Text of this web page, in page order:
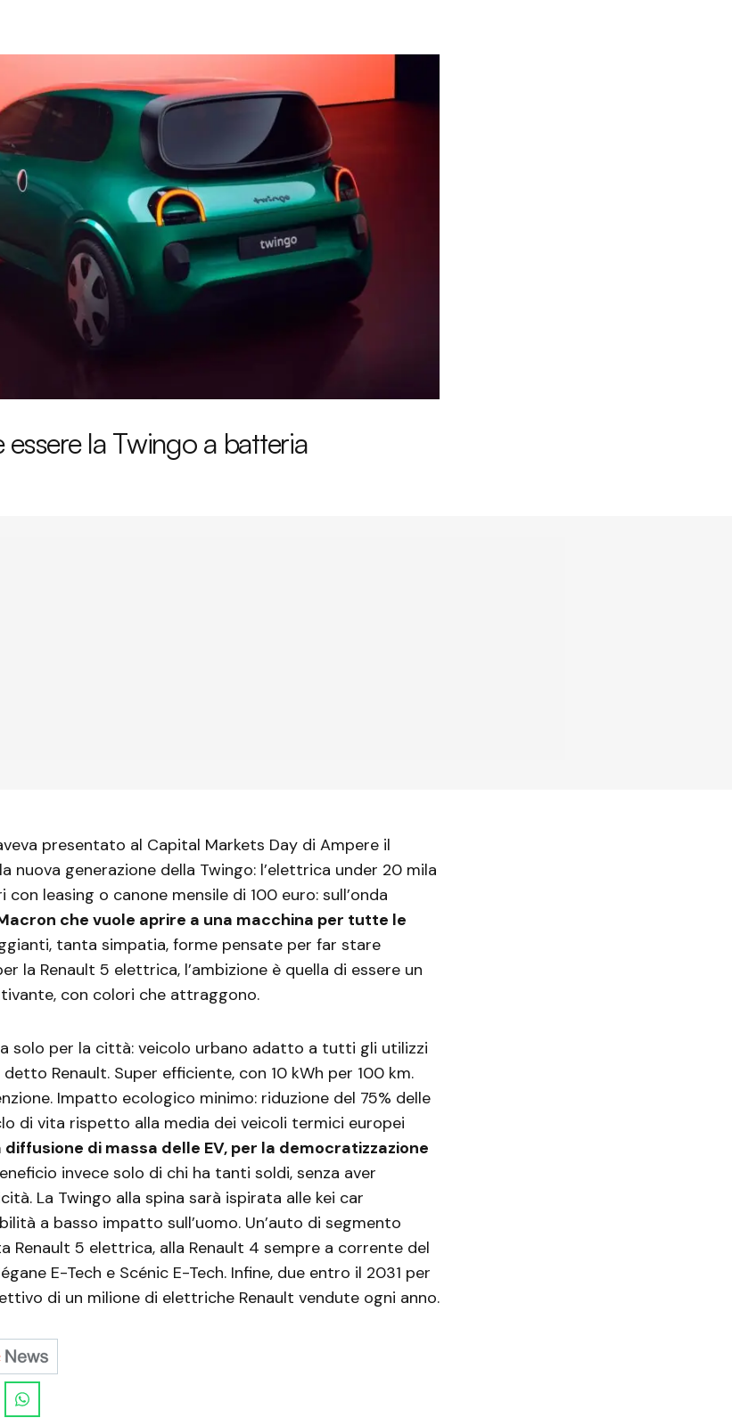
la Twingo a batteria
presentato al Capital Markets Day di Ampere il
nuova generazione della Twingo: l’elettrica under 20 mila
con leasing o canone mensile di 100 euro: sull’onda
che vuole aprire a una macchina per tutte le
tanta simpatia, forme pensate per far stare
la Renault 5 elettrica, l’ambizione è quella di essere un
con colori che attraggono.
solo per la città: veicolo urbano adatto a tutti gli utilizzi
Renault. Super efficiente, con 10 kWh per 100 km.
Impatto ecologico minimo: riduzione del 75% delle
di vita rispetto alla media dei veicoli termici europei
diffusione di massa delle EV, per la democratizzazione
invece solo di chi ha tanti soldi, senza aver
La Twingo alla spina sarà ispirata alle kei car
a basso impatto sull’uomo. Un’auto di segmento
Renault 5 elettrica, alla Renault 4 sempre a corrente del
E-Tech e Scénic E-Tech. Infine, due entro il 2031 per
di un milione di elettriche Renault vendute ogni anno.